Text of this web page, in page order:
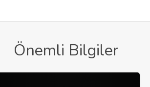
Önemli Bilgiler